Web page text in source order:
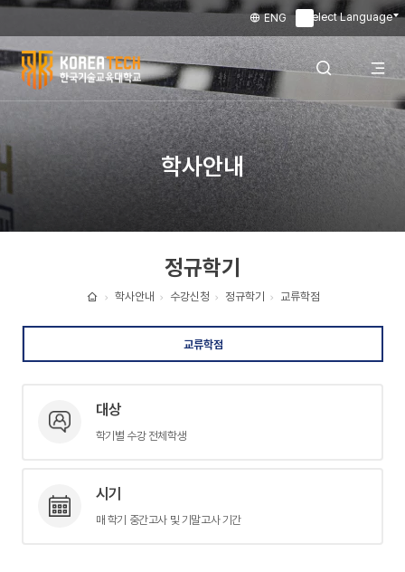
Select Language
ENG
검색 레이어
한
국
교
학
교
전
뉴
학사안내
홈
학사안내 수강신청 정규학기 교류학점
정규학기
교류학점
대상
학기별 수강 전체학생
시기
매 학기 중간고사 및 기말고사 기간